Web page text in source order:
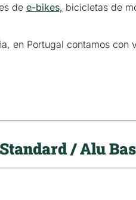
de e-bikes, bicicletas de
en Portugal contamos
Standard / Alu